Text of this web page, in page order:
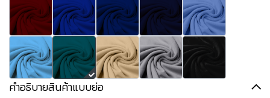
คำอธิบายสินค้าแบบย่อ